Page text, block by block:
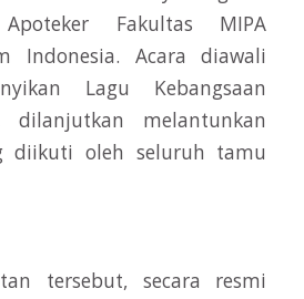
Fakultas MIPA
Indonesia. Acara diawali
Lagu Kebangsaan
dilanjutkan melantunkan
diikuti oleh seluruh tamu
tersebut, secara resmi